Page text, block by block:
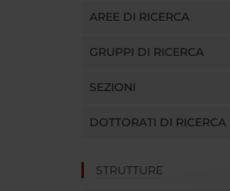
AREE DI RICERCA
GRUPPI DI RICERCA
SEZIONI
DOTTORATI DI RICERCA
STRUTTURE